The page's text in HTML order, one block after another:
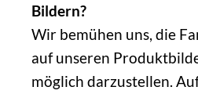
Bildern?
Wir bemühen uns, die
auf unseren
möglich darzustellen.